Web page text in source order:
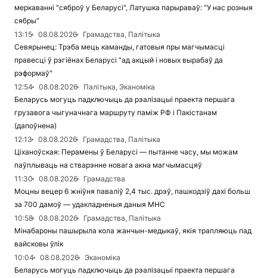
меркаванні "сяброў у Беларусі", Латушка парыраваў: "У нас розныя
сябры"
13:15
08.08.2026
Грамадства, Палітыка
Севярынец: Трэба мець каманды, гатовыя пры магчымасці
правесці ў рэгіёнах Беларусі "ад акцый і новых вырабаў да
рэформаў"
12:54
08.08.2026
Палітыка, Эканоміка
Беларусь могуць падключыць да рэалізацыі праекта першага
грузавога чыгуначнага маршруту паміж РФ і Пакістанам
(дапоўнена)
12:13
08.08.2026
Грамадства, Палітыка
Ціханоўская: Перамены ў Беларусі — пытанне часу, мы можам
паўплываць на стварэнне новага акна магчымасцяў
11:30
08.08.2026
Грамадства
Моцны вецер 6 жніўня паваліў 2,4 тыс. дрэў, пашкодзіў дахі больш
за 700 дамоў — удакладненыя даныя МНС
10:58
08.08.2026
Грамадства, Палітыка
Мінабароны пашырыла кола жанчын-медыкаў, якія трапляюць пад
вайсковы ўлік
10:04
08.08.2026
Эканоміка
Беларусь могуць падключыць да рэалізацыі праекта першага